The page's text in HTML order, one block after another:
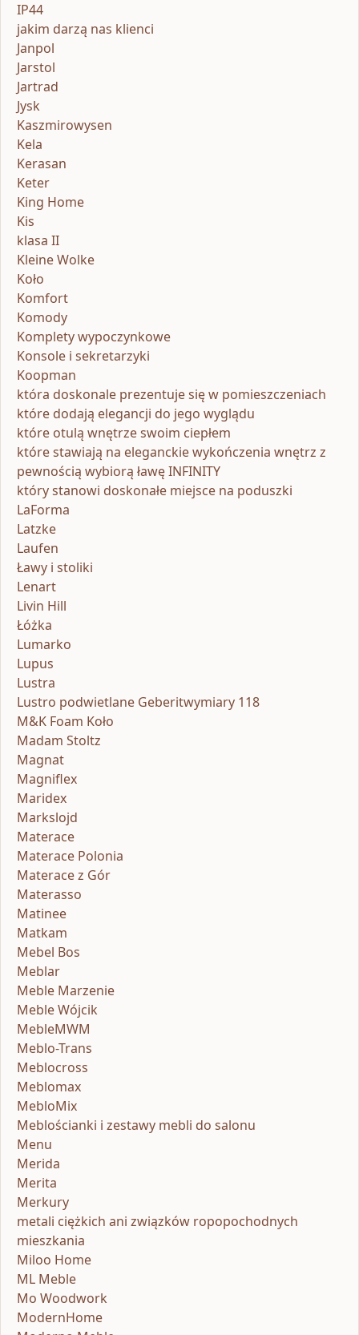
IP44
jakim darzą nas klienci
Janpol
Jarstol
Jartrad
Jysk
Kaszmirowysen
Kela
Kerasan
Keter
King Home
Kis
klasa II
Kleine Wolke
Koło
Komfort
Komody
Komplety wypoczynkowe
Konsole i sekretarzyki
Koopman
która doskonale prezentuje się w pomieszczeniach
które dodają elegancji do jego wyglądu
które otulą wnętrze swoim ciepłem
które stawiają na eleganckie wykończenia wnętrz z
pewnością wybiorą ławę INFINITY
który stanowi doskonałe miejsce na poduszki
LaForma
Latzke
Laufen
Ławy i stoliki
Lenart
Livin Hill
Łóżka
Lumarko
Lupus
Lustra
Lustro podwietlane Geberitwymiary 118
M&K Foam Koło
Madam Stoltz
Magnat
Magniflex
Maridex
Markslojd
Materace
Materace Polonia
Materace z Gór
Materasso
Matinee
Matkam
Mebel Bos
Meblar
Meble Marzenie
Meble Wójcik
MebleMWM
Meblo-Trans
Meblocross
Meblomax
MebloMix
Meblościanki i zestawy mebli do salonu
Menu
Merida
Merita
Merkury
metali ciężkich ani związków ropopochodnych
mieszkania
Miloo Home
ML Meble
Mo Woodwork
ModernHome